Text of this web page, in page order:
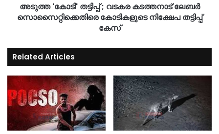
അടുത്ത 'കോടി' തട്ടിപ്പ് ; വടകര കടത്തനാട് ലേബർ
സൊസൈറ്റിക്കെതിരെ കോടികളുടെ നിക്ഷേപ തട്ടിപ്പ്
കേസ്
Related Articles